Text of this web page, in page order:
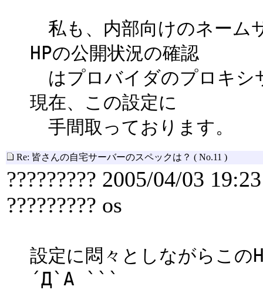
私も、内部向けのネーム
HPの公開状況の確認
はプロバイダのプロキシ
現在、この設定に
手間取っております。
Re: 皆さんの自宅サーバーのスペックは？ ( No.11 )
????????? 2005/04/03 19:23
????????? os
設定に悶々としながらこ
´Д`A ```